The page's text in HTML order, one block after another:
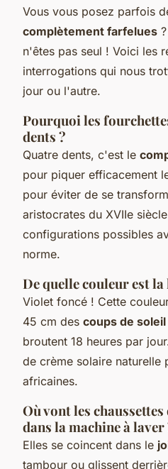
Vous vous posez parfois
complètement farfelues
n'êtes pas seul ! Voici les
interrogations qui nous
jour ou l'autre.
Pourquoi les
dents ?
Quatre dents, c'est le
pour piquer efficacement
pour éviter de se
aristocrates du XVIIe
configurations possibles
norme.
De quelle couleur est
Violet foncé ! Cette
45 cm des coups de soleil
broutent 18 heures par
de crème solaire naturelle
africaines.
Où vont les
dans la machine à laver
Elles se coincent dans le
tambour ou glissent